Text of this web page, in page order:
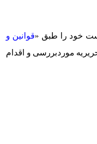
خود را طبق «قوانین و
موردبررسی و اقدام